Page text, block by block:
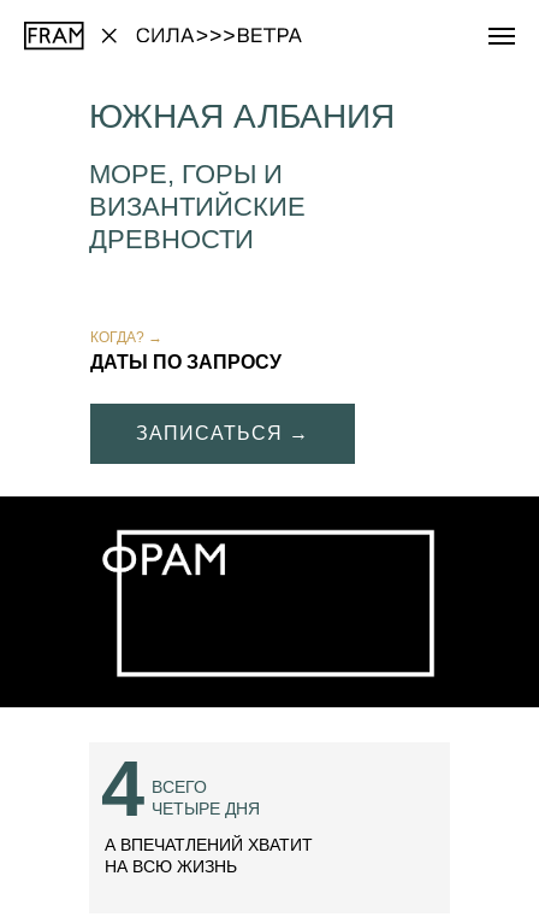
ЮЖНАЯ АЛБАНИЯ
ЗАПИСАТЬСЯ →
ДАТЫ ПО ЗАПРОСУ
КОГДА? →
МОРЕ, ГОРЫ И
ВИЗАНТИЙСКИЕ
ДРЕВНОСТИ
А ВПЕЧАТЛЕНИЙ ХВАТИТ
НА ВСЮ ЖИЗНЬ
4 ВСЕГО
ЧЕТЫРЕ ДНЯ